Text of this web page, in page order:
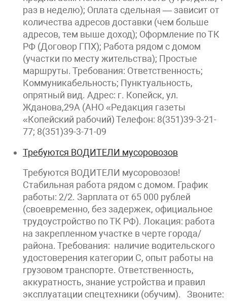
раз в неделю); Оплата сдельная — зависит от
количества адресов доставки (чем больше
адресов, тем выше доход); Оформление по ТК
РФ (Договор ГПХ); Работа рядом с домом
(участки по месту жительства); Простые
маршруты. Требования: Ответственность;
Коммуникабельность; Пунктуальность,
опрятный вид. Адрес: г. Копейск, ул.
Жданова,29А (АНО «Редакция газеты
«Копейский рабочий) Телефон: 8(351)39-3-21-
77; 8(351)39-3-71-09
Требуются ВОДИТЕЛИ мусоровозов
Требуются ВОДИТЕЛИ мусоровозов!
Стабильная работа рядом с домом. График
работы: 2/2. Зарплата от 65 000 рублей
(своевременно, без задержек, официальное
трудоустройство по ТК РФ). Локация: работа
на закрепленном участке в черте города/
района. Требования: наличие водительского
удостоверения категории С, опыт работы на
грузовом транспорте. Ответственность,
аккуратность, знание устройства и правил
эксплуатации спецтехники (обучим). Звоните: